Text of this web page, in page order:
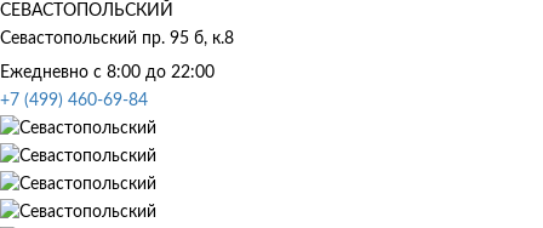
СЕВАСТОПОЛЬСКИЙ
Севастопольский пр. 95 б, к.8
Ежедневно с 8:00 до 22:00
+7 (499) 460-69-84